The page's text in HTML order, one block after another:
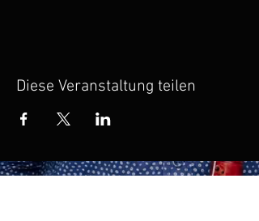
Diese Veranstaltung teilen